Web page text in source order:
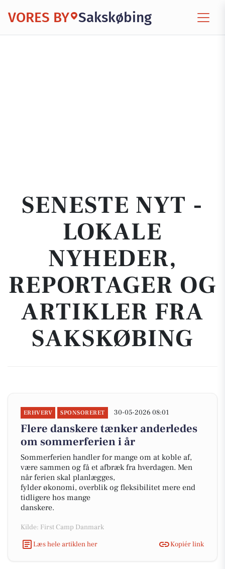
VORES BY Sakskøbing
SENESTE NYT -
LOKALE
NYHEDER,
REPORTAGER OG
ARTIKLER FRA
SAKSKØBING
ERHVERV SPONSORERET 30-05-2026 08:01
Flere danskere tænker anderledes
om sommerferien i år
Sommerferien handler for mange om at koble af,
være sammen og få et afbræk fra hverdagen. Men
når ferien skal planlægges,
fylder økonomi, overblik og fleksibilitet mere end
tidligere hos mange
danskere.
Kilde: First Camp Danmark
Læs hele artiklen her
Kopiér link